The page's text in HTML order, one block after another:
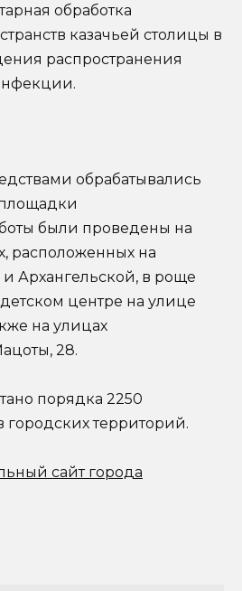
обработка
казачьей столицы в
распространения
обрабатывались
были проведены на
расположенных на
Архангельской, в роще
центре на улице
на улицах
28.
порядка 2250
городских территорий.
сайт города